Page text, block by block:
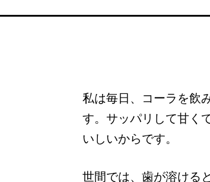
私は毎日、コーラを飲
す。サッパリして甘く
いしいからです。
世間では、歯が溶ける